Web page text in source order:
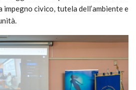
civico, tutela dell’ambiente e